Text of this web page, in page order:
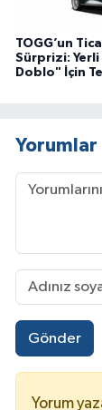
TOGG’un
Sürprizi:
Doblo" İçin
Yorumlar
Gönder
Yorum